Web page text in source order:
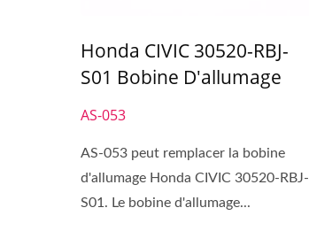
Honda CIVIC 30520-RBJ-
S01 Bobine D'allumage
AS-053
AS-053 peut remplacer la bobine
d'allumage Honda CIVIC 30520-RBJ-
S01. Le bobine d'allumage...